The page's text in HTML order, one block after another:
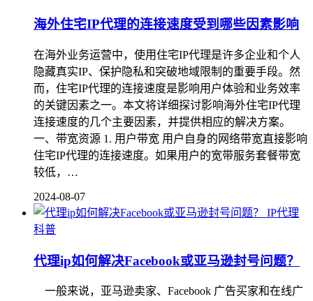
海外住宅IP代理的连接速度受到哪些因素影响
在海外业务运营中，使用住宅IP代理是许多企业和个人
隐藏真实IP、保护隐私和突破地域限制的重要手段。然
而，住宅IP代理的连接速度是影响用户体验和业务效率
的关键因素之一。本文将详细探讨影响海外住宅IP代理
连接速度的几个主要因素，并提供相应的解决方案。
一、带宽资源 1. 用户带宽 用户自身的网络带宽直接影响
住宅IP代理的连接速度。如果用户的宽带服务套餐带宽
较低，…
2024-08-07
IP代理
科普
代理ip如何解决Facebook或亚马逊封号问题？
一般来说，亚马逊卖家、Facebook 广告买家和在线广